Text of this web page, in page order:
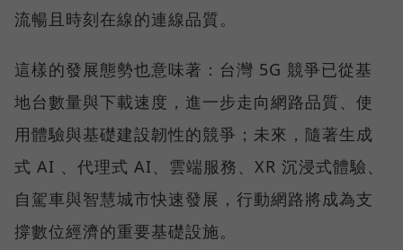
流暢且時刻在線的連線品質。
這樣的發展態勢也意味著：台灣 5G 競爭已從基
地台數量與下載速度，進一步走向網路品質、使
用體驗與基礎建設韌性的競爭；未來，隨著生成
式 AI 、代理式 AI、雲端服務、XR 沉浸式體驗、
自駕車與智慧城市快速發展，行動網路將成為支
撐數位經濟的重要基礎設施。